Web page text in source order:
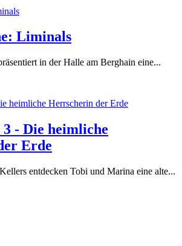
Liminals
in der Halle am Berghain eine...
- Die heimliche
Erde
entdecken Tobi und Marina eine alte...